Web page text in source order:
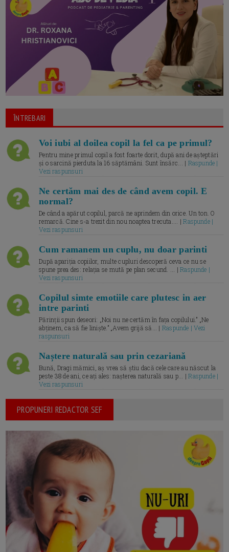
ÎNTREBARI
Voi iubi al doilea copil la fel ca pe primul?
Pentru mine primul copil a fost foarte dorit, după ani de așteptări
și o sarcină pierduta la 16 săptămâni. Sunt însărc... | Raspunde |
Vezi raspunsuri
Ne certăm mai des de când avem copil. E
normal?
De când a apărut copilul, parcă ne aprindem din orice. Un ton. O
remarcă. Cine s-a trezit din nou noaptea trecuta.... |Raspunde |
Vezi raspunsuri
Cum ramanem un cuplu, nu doar parinti
După apariția copiilor, multe cupluri descoperă ceva ce nu se
spune prea des: relația se mută pe plan secund. ... |Raspunde |
Vezi raspunsuri
Copilul simte emotiile care plutesc in aer
intre parinti
Părinții spun deseori: „Noi nu ne certăm în fața copilului.” „Ne
abținem, ca să fie liniște.” „Avem grijă să... | Raspunde | Vezi
raspunsuri
Naștere naturală sau prin cezariană
Bună, Dragi mămici, aș vrea să știu dacă cele care au născut la
peste 38 de ani, ce ați ales: nașterea naturală sau p... |Raspunde |
Vezi raspunsuri
PROPUNERI REDACTOR SEF